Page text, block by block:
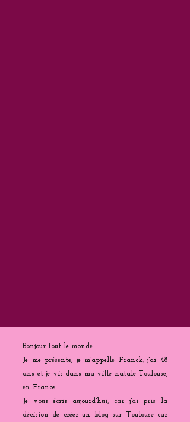
Bonjour tout le monde.
Je me présente, je m'appelle Franck, j'ai 48
ans et je vis dans ma ville natale Toulouse,
en France.
Je vous écris aujourd'hui, car j'ai pris la
décision de créer un blog sur Toulouse car